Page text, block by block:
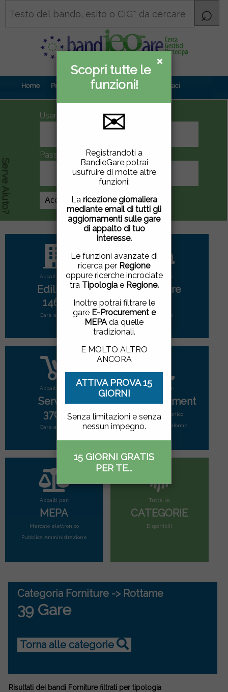
×
Informativa
privacy
Questo sito utilizza
cookie di terze parti per
migliorare la tua
esperienza di utilizzo. Se
vuoi saperne di più
qui .
Chiudendo questa
finestra, scorrendo questa
pagina, cliccando su un
link o proseguendo la
navigazione in altra
maniera, acconsenti
all'uso dei cookie.
ACCETTO |NON
ACCETTO
×
Scopri tutte le
funzioni!
✉
Registrandoti a
BandieGare potrai
usufruire di molte altre
funzioni:
La ricezione giornaliera
mediante email di tutti gli
aggiornamenti sulle gare
di appalto di tuo
interesse.
Le funzioni avanzate di
ricerca per Regione
oppure ricerche incrociate
tra Tipologiae Regione.
Inoltre potrai filtrare le
gare E-Procurement e
MEPAda quelle
tradizionali.
E MOLTO ALTRO
ANCORA
ATTIVA PROVA 15
GIORNI
Senza limitazioni e senza
nessun impegno.
15 GIORNI GRATIS
PER TE...
Home Prova gratuita Contenuti Contattaci
UserID
Password
Crea Account
Serve Aiuto?
Appalti per:
Edilizia
1465
Gare attive
Appalti per:
Forniture
2792
Gare attive
Appalti per:
Servizi
3702
Gare attive
Appalti per:
E-Procurement
Mercato elettonico
di tutte le piattaforme
Appalti per:
MEPA
Mercato elettronico
Pubblica Amministrazione
Tutte le:
CATEGORIE
Disponibili
Categoria Forniture -> Rottame
39 Gare
Torna alle categorie
Risultati dei bandi Forniture filtrati per tipologia